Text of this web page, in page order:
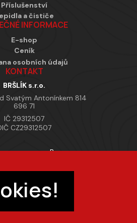
Příslušenství
a čističe
INFORMACE
E-shop
Ceník
osobních údajů
KONTAKT
BRŠLÍK s.r.o.
Svatým Antonínkem 814
696 71
IČ 29312507
CZ29312507
provozovny Brno
Pracovní doba
7:00 – 15:30